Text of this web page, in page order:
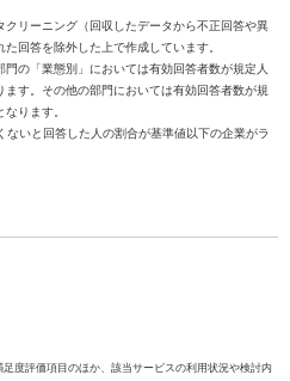
リーニング（回収したデータから不正回答や異
回答を除外した上で作成しています。
の「業態別」においては有効回答者数が規定人
す。その他の部門においては有効回答者数が規
ります。
いと回答した人の割合が基準値以下の企業がラ
度評価項目のほか、該当サービスの利用状況や検討内